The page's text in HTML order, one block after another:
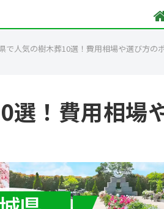
で人気の樹木葬10選！費用相場や選び方の
選！費用相場